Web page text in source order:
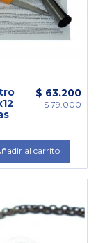
$ 63.200
$ 79.000
al carrito